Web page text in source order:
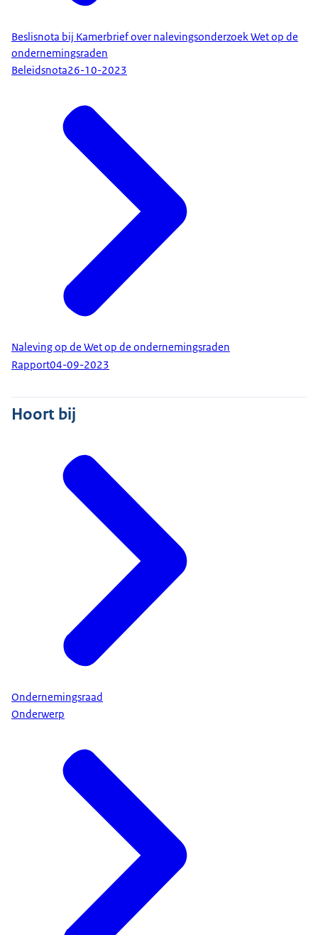
Beslisnota bij Kamerbrief over nalevingsonderzoek Wet op de
ondernemingsraden
Beleidsnota26-10-2023
Naleving op de Wet op de ondernemingsraden
Rapport04-09-2023
Hoort bij
Ondernemingsraad
Onderwerp